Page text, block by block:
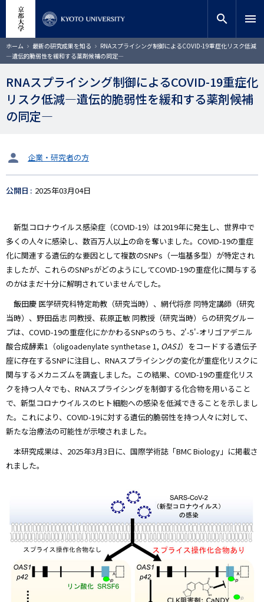
コ
テ
ン
ツ
サイト内検索
検索
search menu
ホーム 最新の研究成果を知る
RNAスプライシング制御によるCOVID-19重症化リスク低減
―遺伝的脆弱性を緩和する薬剤候補の同定―
RNAスプライシング制御によるCOVID-19重症化
リスク低減―遺伝的脆弱性を緩和する薬剤候補
の同定―
タ
ッ
企業・研究者の方
公開日 2025年03月04日
新型コロナウイルス感染症（COVID-19）は2019年に発生し、世界中で
多くの人々に感染し、数百万人以上の命を奪いました。COVID-19の重症
化に関連する遺伝的な要因として複数のSNPs（一塩基多型）が特定され
ましたが、これらのSNPsがどのようにしてCOVID-19の重症化に関与する
のかはまだ十分に解明されていませんでした。
飯田慶 医学研究科特定助教（研究当時）、網代将彦 同特定講師（研究
当時）、野田岳志 同教授、萩原正敏 同教授（研究当時）らの研究グルー
プは、COVID-19の重症化にかかわるSNPsのうち、2'-5'-オリゴアデニル
酸合成酵素1（oligoadenylate synthetase 1, OAS1）をコードする遺伝子
座に存在するSNPに注目し、RNAスプライシングの変化が重症化リスクに
関与するメカニズムを調査しました。この結果、COVID-19の重症化リス
クを持つ人々でも、RNAスプライシングを制御する化合物を用いること
で、新型コロナウイルスのヒト細胞への感染を低減できることを示しまし
た。これにより、COVID-19に対する遺伝的脆弱性を持つ人々に対して、
新たな治療法の可能性が示唆されました。
本研究成果は、2025年3月3日に、国際学術誌「BMC Biology」に掲載さ
れました。